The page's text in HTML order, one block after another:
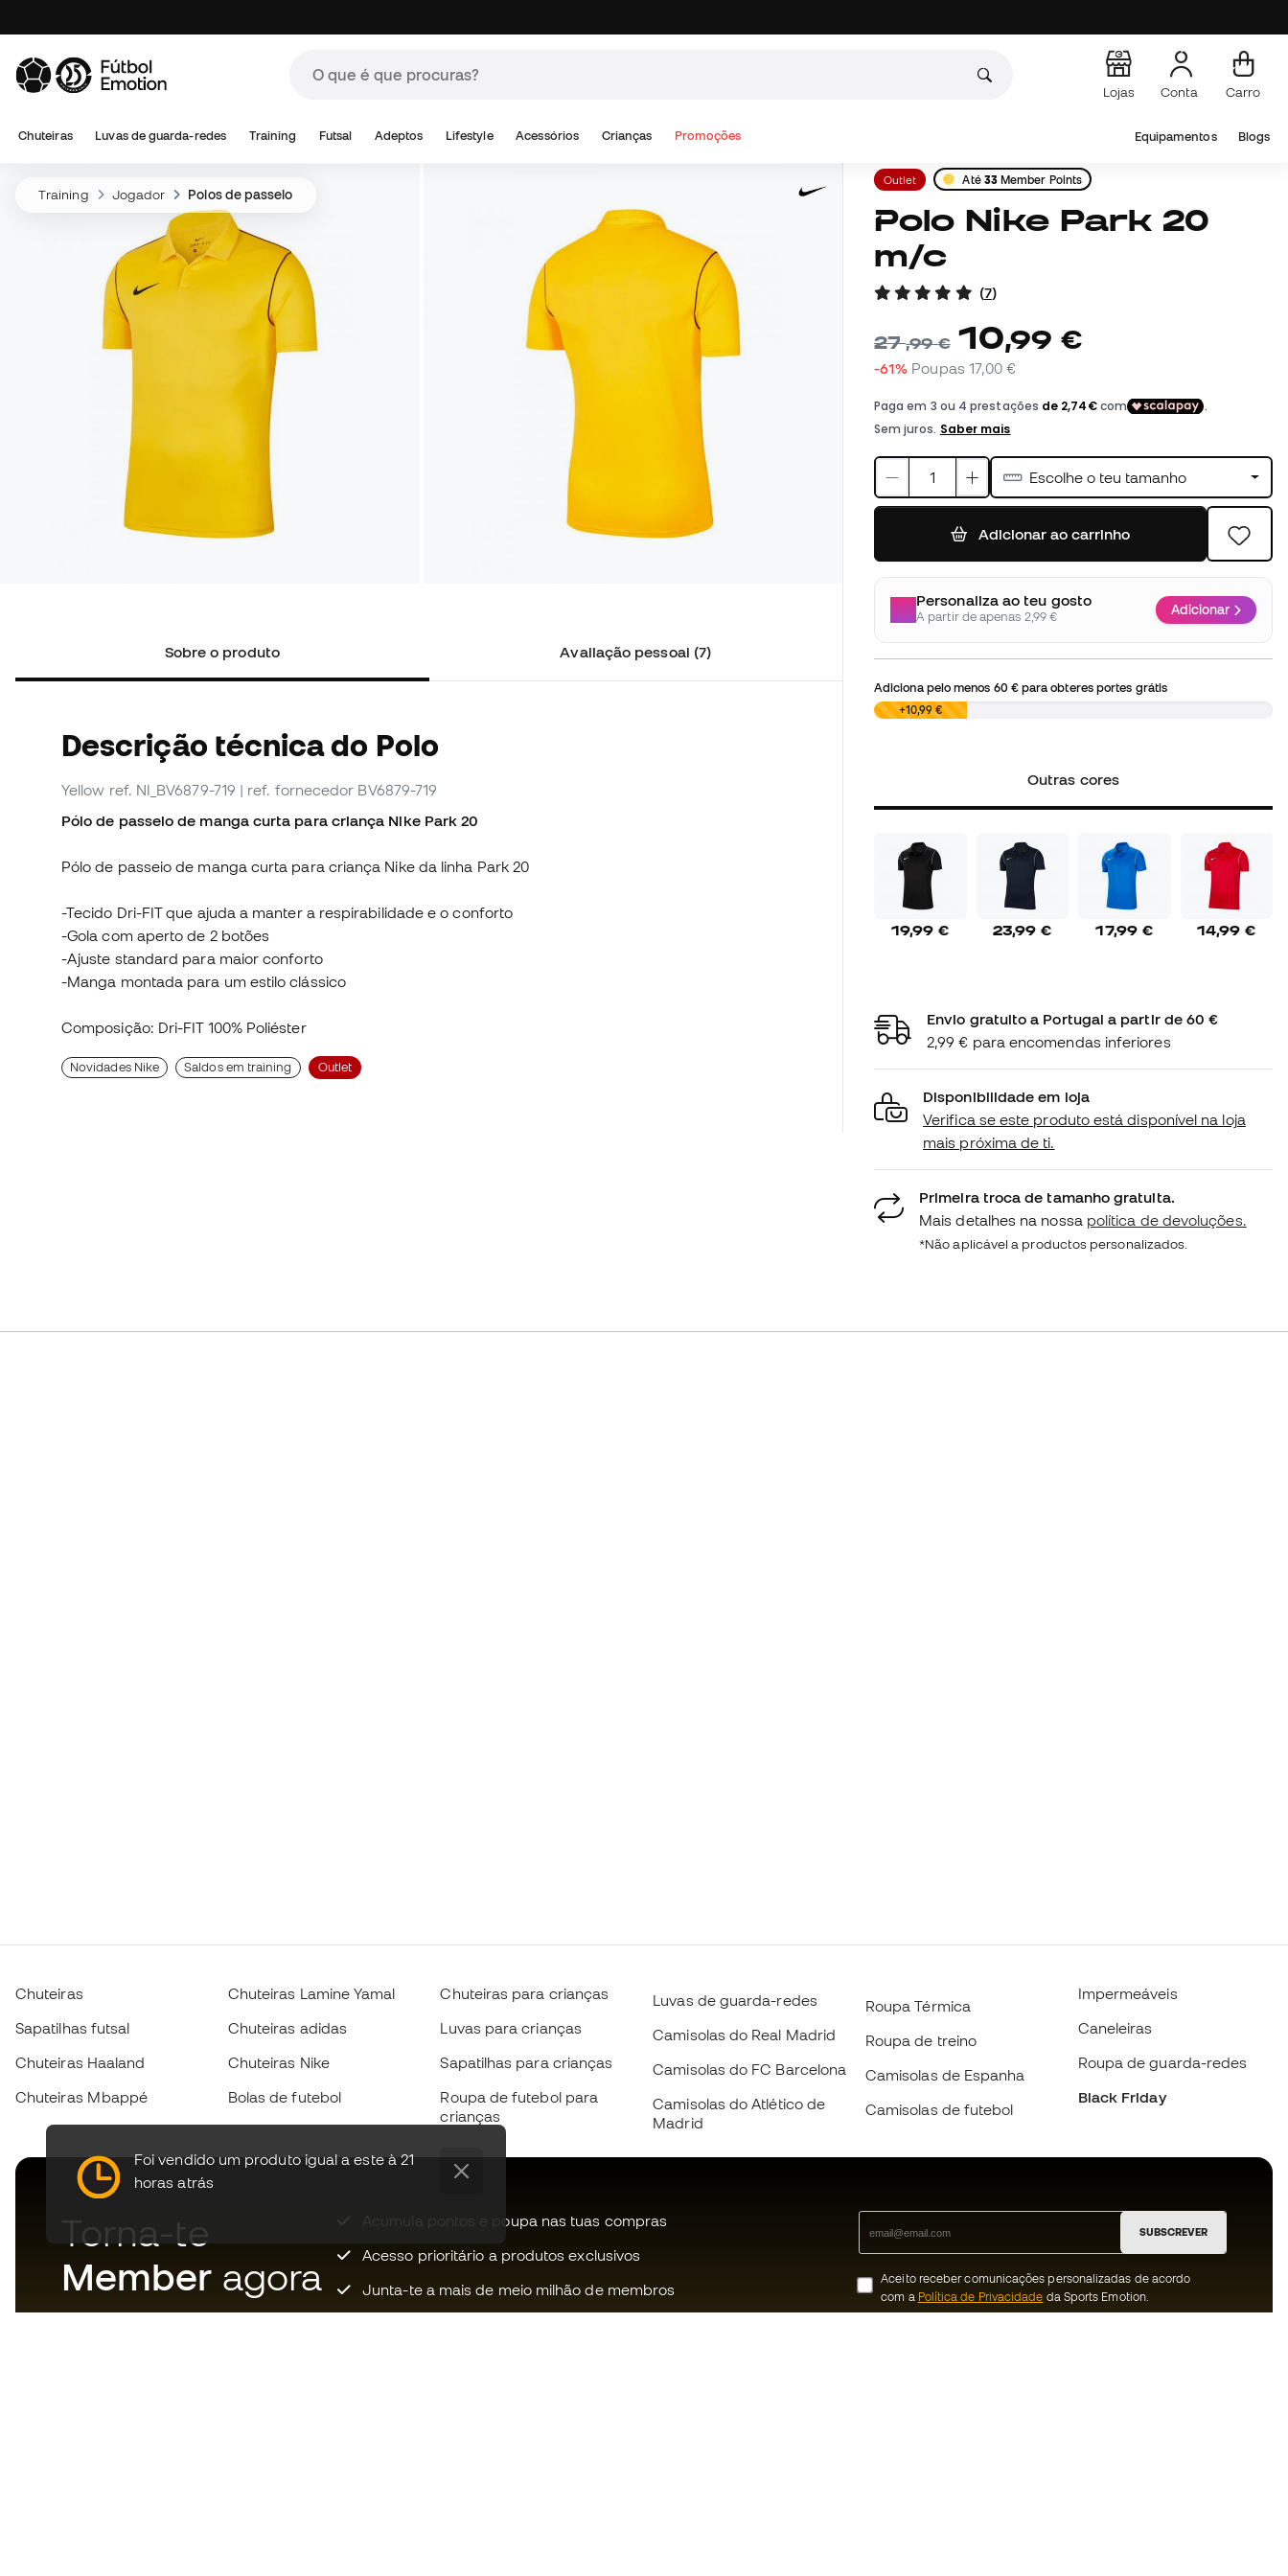
Lojas Conta Carro
Chuteiras Luvas de guarda-redes Training Futsal Adeptos Lifestyle Acessórios Crianças Promoções Equipamentos Blogs
Training Jogador Polos de passeio
Sobre o produto Avaliação pessoal (7)
Descrição técnica do Polo
Yellow ref. NI_BV6879-719 | ref. fornecedor BV6879-719
Pólo de passeio de manga curta para criança Nike Park 20
Pólo de passeio de manga curta para criança Nike da linha Park 20
-Tecido Dri-FIT que ajuda a manter a respirabilidade e o conforto
-Gola com aperto de 2 botões
-Ajuste standard para maior conforto
-Manga montada para um estilo clássico
Composição: Dri-FIT 100% Poliéster
Novidades Nike Saldos em training Outlet
Outlet Até 33Member Points
Polo Nike Park 20
m/c
(7)
27,99 € 10,99 €
-61% Poupas 17,00 €
Escolhe o teu tamanho
Adicionar ao carrinho
Personaliza ao teu gosto
A partir de apenas 2,99 € Adicionar
Adiciona pelo menos 60 €para obteres portes grátis
0,00 €+10,99 €
Outras cores
19,99 € 23,99 € 17,99 € 14,99 €
Envio gratuito a Portugal a partir de 60 €
2,99 € para encomendas inferiores
Disponibilidade em loja
Verifica se este produto está disponível na loja
mais próxima de ti.
Primeira troca de tamanho gratuita.
Mais detalhes na nossa política de devoluções.
*Não aplicável a productos personalizados.
Foi vendido um produto igual a este à 21
horas atrás
Chuteiras
Sapatilhas futsal
Chuteiras Haaland
Chuteiras Mbappé
Chuteiras Lamine Yamal
Chuteiras adidas
Chuteiras Nike
Bolas de futebol
Chuteiras para crianças
Luvas para crianças
Sapatilhas para crianças
Roupa de futebol para
crianças
Luvas de guarda-redes
Camisolas do Real Madrid
Camisolas do FC Barcelona
Camisolas do Atlético de
Madrid
Roupa Térmica
Roupa de treino
Camisolas de Espanha
Camisolas de futebol
Impermeáveis
Caneleiras
Roupa de guarda-redes
Black Friday
Torna-te
Member agora
Acumula pontos e poupa nas tuas compras
Acesso prioritário a produtos exclusivos
Junta-te a mais de meio milhão de membros
SUBSCREVER
Aceito receber comunicações personalizadas de acordo
com a Política de Privacidade da Sports Emotion.